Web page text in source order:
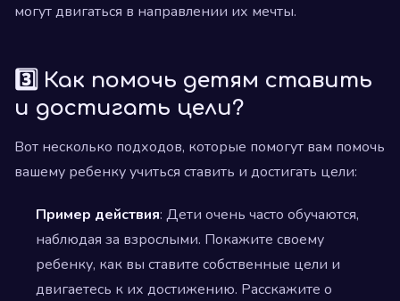
могут двигаться в направлении их мечты.
3️⃣ Как помочь детям ставить
и достигать цели?
Вот несколько подходов, которые помогут вам помочь
вашему ребенку учиться ставить и достигать цели:
Пример действия: Дети очень часто обучаются,
наблюдая за взрослыми. Покажите своему
ребенку, как вы ставите собственные цели и
двигаетесь к их достижению. Расскажите о